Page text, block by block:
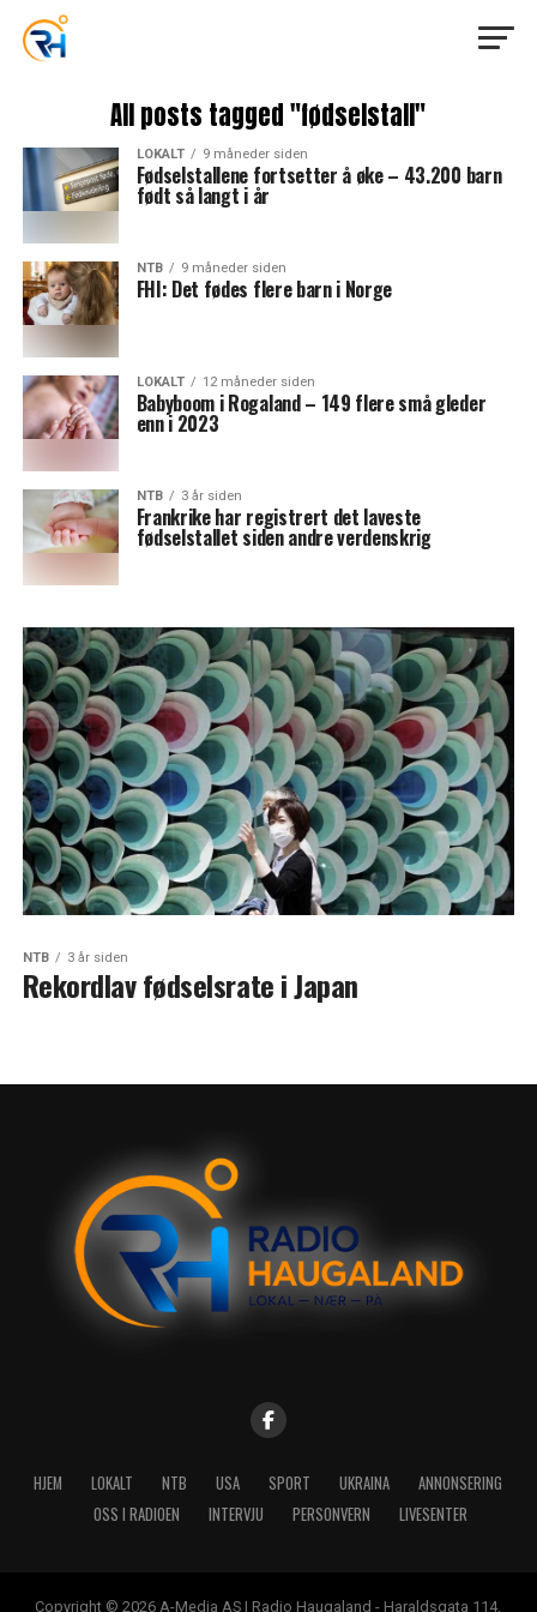
All posts tagged "fødselstall"
LOKALT 9 måneder siden
Fødselstallene fortsetter å øke – 43.200 barn
født så langt i år
NTB 9 måneder siden
FHI: Det fødes flere barn i Norge
LOKALT 12 måneder siden
Babyboom i Rogaland – 149 flere små gleder
enn i 2023
NTB 3 år siden
Frankrike har registrert det laveste
fødselstallet siden andre verdenskrig
NTB 3 år siden
Rekordlav fødselsrate i Japan
HJEM LOKALT NTB USA SPORT UKRAINA
ANNONSERING
OSS I RADIOEN
INTERVJU PERSONVERN LIVESENTER
Copyright © 2026 A-Media AS | Radio Haugaland - Haraldsgata 114,